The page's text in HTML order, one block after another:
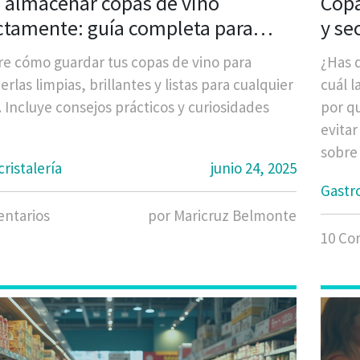
guía completa para
su brillo y elegancia
cómo guardar tus copas de vino para
limpias, brillantes y listas para cualquier
Incluye consejos prácticos y curiosidades
junio 24, 2025
por Maricruz Belmonte
y
¿Has
cuál
por
una
es
10